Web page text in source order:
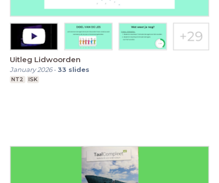
Uitleg Lidwoorden
January 2026-33 slides
NT2 ISK